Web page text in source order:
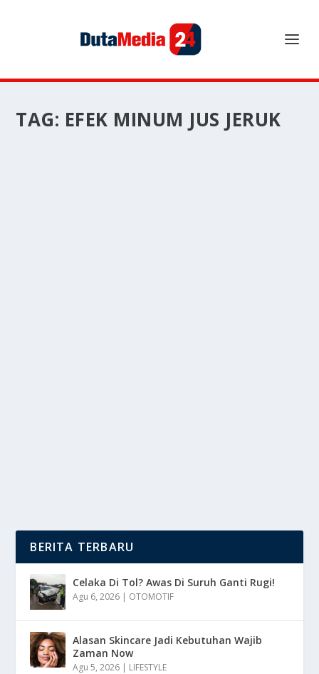
TAG: EFEK MINUM JUS JERUK
BERITA TERBARU
Celaka Di Tol? Awas Di Suruh Ganti Rugi!
Agu 6, 2026 | OTOMOTIF
Alasan Skincare Jadi Kebutuhan Wajib
Zaman Now
Agu 5, 2026 | LIFESTYLE